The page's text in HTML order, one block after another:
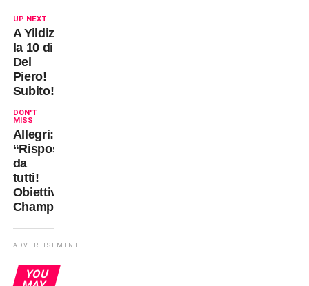
UP NEXT
A Yildiz
la 10 di
Del
Piero!
Subito!!!
DON'T
MISS
Allegri:
“Risposte
da
tutti!
Obiettivo
Champions”
ADVERTISEMENT
YOU